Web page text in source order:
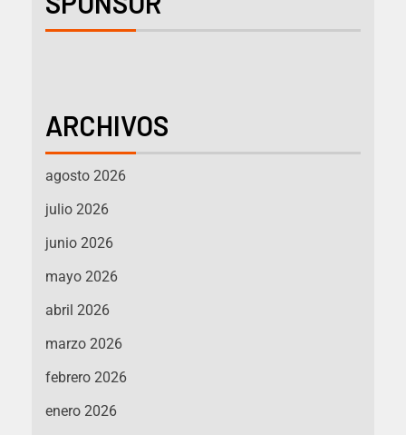
ARCHIVOS
agosto 2026
julio 2026
junio 2026
mayo 2026
abril 2026
marzo 2026
febrero 2026
enero 2026